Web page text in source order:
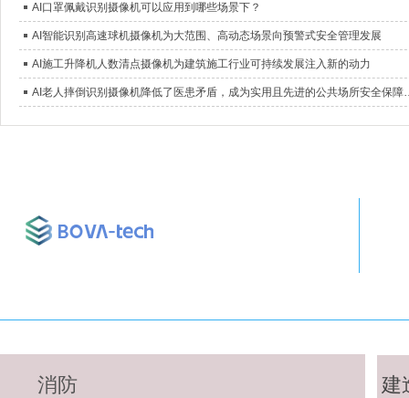
AI口罩佩戴识别摄像机可以应用到哪些场景下？
AI智能识别高速球机摄像机为大范围、高动态场景向预警式安全管理发展
AI施工升降机人数清点摄像机为建筑施工行业可持续发展注入新的动力
AI老人摔倒识别摄像机
建
消防